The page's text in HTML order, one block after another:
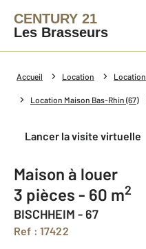
CENTURY 21
Les Brasseurs
Accueil Location
Location Maison Bas-Rhin (67)
Lancer la visite virtuelle
Maison à louer
3 pièces - 60 m2
BISCHHEIM - 67
Ref : 17422